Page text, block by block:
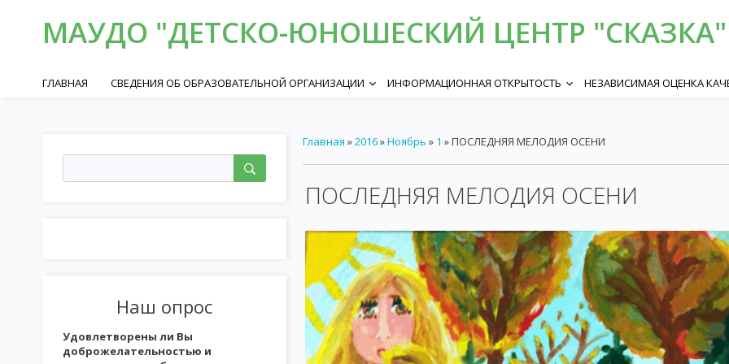
МАУДО "ДЕТСКО-ЮНОШЕСКИЙ ЦЕНТР "СКАЗКА"
ГЛАВНАЯ СВЕДЕНИЯ ОБ ОБРАЗОВАТЕЛЬНОЙ ОРГАНИЗАЦИИ keyboard_arrow_down ИНФОРМАЦИОННАЯ ОТКРЫТОСТЬ keyboard_arrow_down НЕЗАВИСИМАЯ ОЦЕНКА
Наш опрос
Удовлетворены ли Вы
доброжелательностью и
Главная »2016»Ноябрь » 1 » ПОСЛЕДНЯЯ МЕЛОДИЯ ОСЕНИ
ПОСЛЕДНЯЯ МЕЛОДИЯ ОСЕНИ